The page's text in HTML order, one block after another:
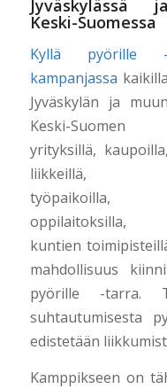
Jyväskylässä ja
Keski-Suomessa
Kyllä pyörille -
kampanjassa kaikilla
Jyväskylän ja muun
Keski-Suomen
yrityksillä, kaupoilla,
liikkeillä,
työpaikoilla,
oppilaitoksilla,
kuntien
mahdollisuus
pyörille -tarra.
suhtautumisesta
edistetään
Kamppikseen on